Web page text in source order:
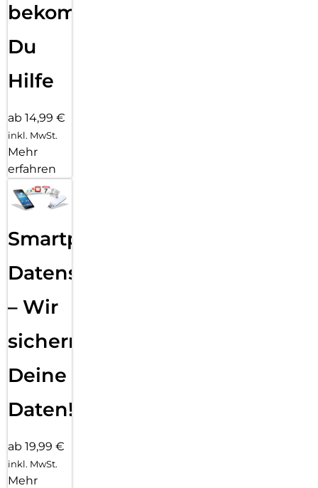
bekommst
Du
Hilfe
ab 14,99 €
inkl. MwSt.
Mehr
erfahren
Smartphone
Datensicherung
– Wir
sichern
Deine
Daten!
ab 19,99 €
inkl. MwSt.
Mehr